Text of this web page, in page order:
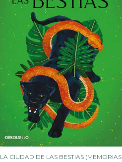
LA CIUDAD DE LAS BESTIAS (MEMORIAS